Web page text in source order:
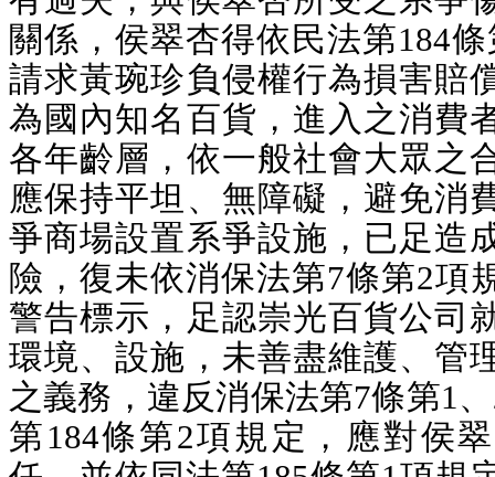
關係，侯翠杏得依民法第184
請求黃琬珍負侵權行為損害賠
為國內知名百貨，進入之消費
各年齡層，依一般社會大眾之
應保持平坦、無障礙，避免消
爭商場設置系爭設施，已足造
險，復未依消保法第7條第2項
警告標示，足認崇光百貨公司
環境、設施，未善盡維護、管
之義務，違反消保法第7條第1
第184條第2項規定，應對侯